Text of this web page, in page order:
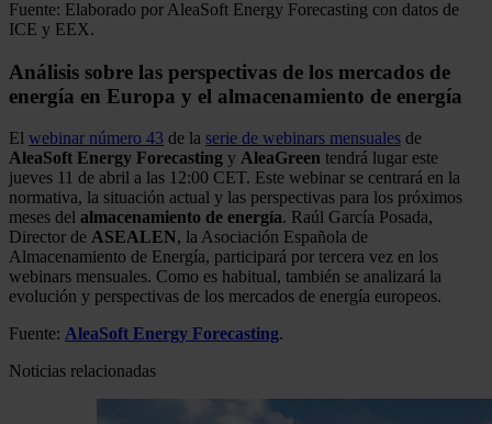
Fuente: Elaborado por AleaSoft Energy Forecasting con datos de
ICE y EEX.
Análisis sobre las perspectivas de los mercados de
energía en Europa y el almacenamiento de energía
El webinar número 43 de la serie de webinars mensuales de
AleaSoft Energy Forecasting y AleaGreen tendrá lugar este
jueves 11 de abril a las 12:00 CET. Este webinar se centrará en la
normativa, la situación actual y las perspectivas para los próximos
meses del almacenamiento de energía. Raúl García Posada,
Director de ASEALEN, la Asociación Española de
Almacenamiento de Energía, participará por tercera vez en los
webinars mensuales. Como es habitual, también se analizará la
evolución y perspectivas de los mercados de energía europeos.
Fuente: AleaSoft Energy Forecasting.
Noticias relacionadas